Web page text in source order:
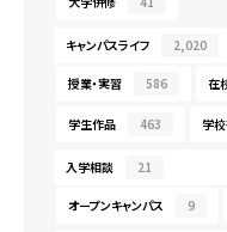
キャンパスライフ 2,020
授業・実習 586 在
学生作品 463 学
入学相談 21
オープンキャンパス 9